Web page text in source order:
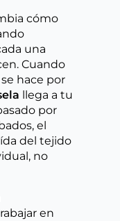
cómo
una
Cuando
hace por
llega a tu
por
el
del tejido
no
en